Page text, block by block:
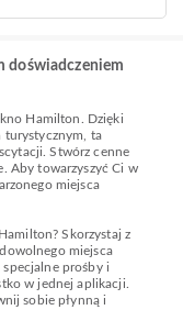
doświadczeniem
Hamilton. Dzięki
turystycznym, ta
Stwórz cenne
Aby towarzyszyć Ci w
miejsca
Skorzystaj z
miejsca
prośby i
w jednej aplikacji.
sobie płynną i